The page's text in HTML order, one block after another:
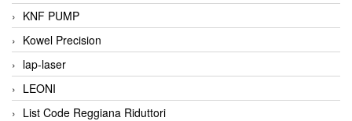
KNF PUMP
Kowel Precision
lap-laser
LEONI
List Code Reggiana Riduttori